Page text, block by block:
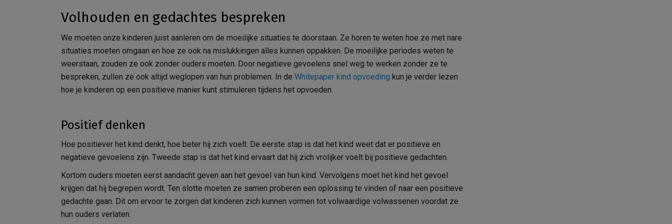
Volhouden en gedachtes bespreken
We moeten onze kinderen juist aanleren om de moeilijke situaties te doorstaan. Ze horen te weten hoe ze met nare
situaties moeten omgaan en hoe ze ook na mislukkingen alles kunnen oppakken. De moeilijke periodes weten te
weerstaan, zouden ze ook zonder ouders moeten. Door negatieve gevoelens snel weg te werken zonder ze te
bespreken, zullen ze ook altijd weglopen van hun problemen. In de Whitepaper kind opvoeding kun je verder lezen
hoe je kinderen op een positieve manier kunt stimuleren tijdens het opvoeden.
Positief denken
Hoe positiever het kind denkt, hoe beter hij zich voelt. De eerste stap is dat het kind weet dat er positieve en
negatieve gevoelens zijn. Tweede stap is dat het kind ervaart dat hij zich vrolijker voelt bij positieve gedachten.
Kortom ouders moeten eerst aandacht geven aan het gevoel van hun kind. Vervolgens moet het kind het gevoel
krijgen dat hij begrepen wordt. Ten slotte moeten ze samen proberen een oplossing te vinden of naar een positieve
gedachte gaan. Dit om ervoor te zorgen dat kinderen zich kunnen vormen tot volwaardige volwassenen voordat ze
hun ouders verlaten.